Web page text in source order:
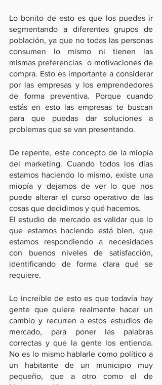
Lo bonito de esto es que los puedes ir
segmentando a diferentes grupos de
población, ya que no todas las personas
consumen lo mismo ni tienen las
mismas preferencias  o motivaciones de
compra. Esto es importante a considerar
por las empresas y los emprendedores
de forma preventiva. Porque cuando
estás en esto las empresas te buscan
para que puedas dar soluciones a
problemas que se van presentando.
De repente, este concepto de la miopía
del marketing. Cuando todos los días
estamos haciendo lo mismo, existe una
miopía y dejamos de ver lo que nos
puede alterar el curso operativo de las
cosas que decidimos y qué hacemos.
El estudio de mercado es validar que lo
que estamos haciendo está bien, que
estamos respondiendo a necesidades
con buenos niveles de satisfacción,
identificando de forma clara qué se
requiere.
Lo increíble de esto es que todavía hay
gente que quiere realmente hacer un
cambio y recurren a estos estudios de
mercado, para poner las palabras
correctas y que la gente los entienda.
No es lo mismo hablarle como político a
un habitante de un municipio muy
pequeño, que a otro como el de